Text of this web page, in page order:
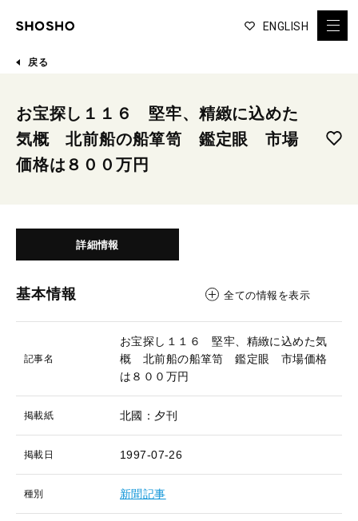
ENGLISH
戻る
お宝探し１１６ 堅牢、精緻に込めた
気概 北前船の船箪笥 鑑定眼 市場
価格は８００万円
詳細情報
基本情報 全ての情報を表示
記事名
お宝探し１１６ 堅牢、精緻に込めた気
概 北前船の船箪笥 鑑定眼 市場価格
は８００万円
掲載紙 北國：夕刊
掲載日 1997-07-26
種別 新聞記事